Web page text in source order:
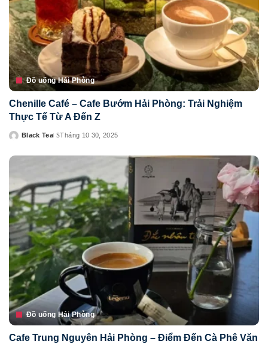
Đồ uống Hải Phòng
Chenille Café – Cafe Bướm Hải Phòng: Trải Nghiệm
Thực Tế Từ A Đến Z
Posted
Black Tea Tháng 10 30, 2025
Đồ uống Hải Phòng
Cafe Trung Nguyên Hải Phòng – Điểm Đến Cà Phê Văn